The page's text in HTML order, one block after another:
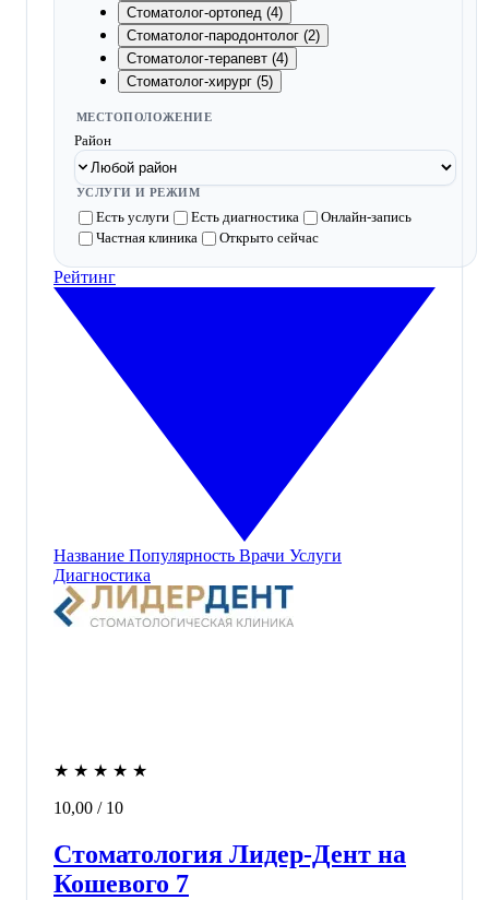
Стоматолог-ортопед (4)
Стоматолог-пародонтолог (2)
Стоматолог-терапевт (4)
Стоматолог-хирург (5)
МЕСТОПОЛОЖЕНИЕ
Район
УСЛУГИ И РЕЖИМ
Есть услуги Есть диагностика
Онлайн-запись
Частная клиника
Открыто сейчас
Рейтинг
Название Популярность Врачи Услуги
Диагностика
★ ★ ★ ★ ★
10,00 / 10
Стоматология Лидер-Дент на
Кошевого 7